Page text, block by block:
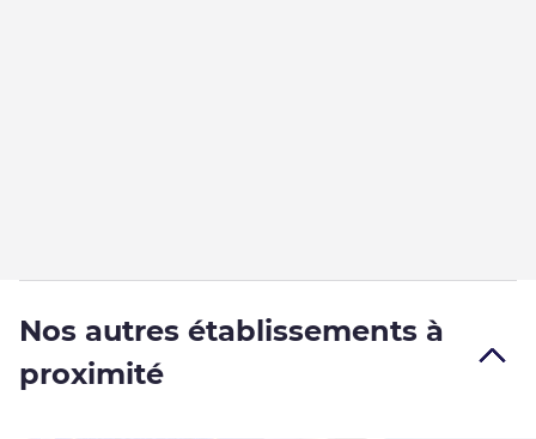
Nos autres établissements à
proximité